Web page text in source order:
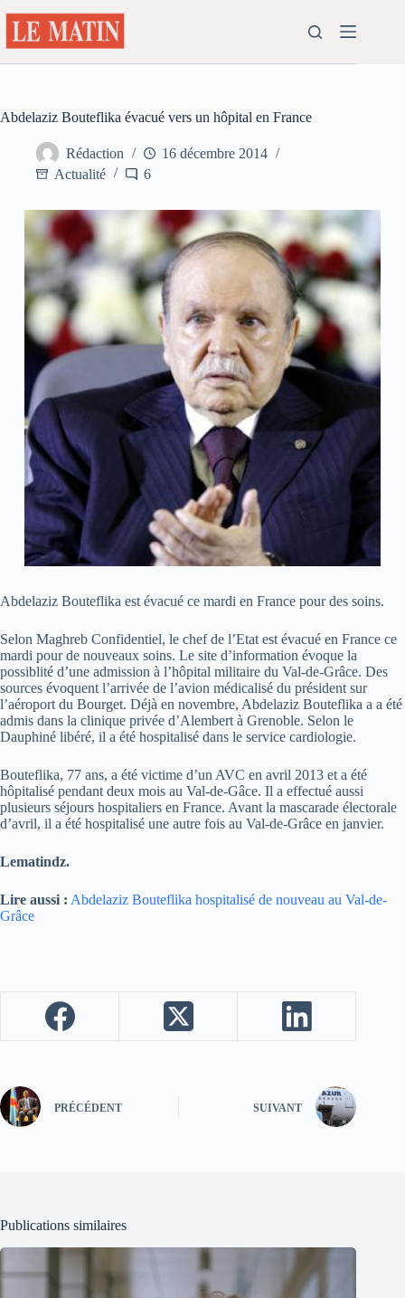
au
contenu
Abdelaziz Bouteflika évacué vers un hôpital en France
Rédaction
16 décembre 2014
Actualité
6
Abdelaziz Bouteflika est évacué ce mardi en France pour des soins.
Selon Maghreb Confidentiel, le chef de l’Etat est évacué en France ce
mardi pour de nouveaux soins. Le site d’information évoque la
possiblité d’une admission à l’hôpital militaire du Val-de-Grâce. Des
sources évoquent l’arrivée de l’avion médicalisé du président sur
l’aéroport du Bourget. Déjà en novembre, Abdelaziz Bouteflika a a été
admis dans la clinique privée d’Alembert à Grenoble. Selon le
Dauphiné libéré, il a été hospitalisé dans le service cardiologie.
Bouteflika, 77 ans, a été victime d’un AVC en avril 2013 et a été
hôpitalisé pendant deux mois au Val-de-Gâce. Il a effectué aussi
plusieurs séjours hospitaliers en France. Avant la mascarade électorale
d’avril, il a été hospitalisé une autre fois au Val-de-Grâce en janvier.
Lematindz.
Lire aussi : Abdelaziz Bouteflika hospitalisé de nouveau au Val-de-
Grâce
PRÉCÉDENT SUIVANT
Publications similaires